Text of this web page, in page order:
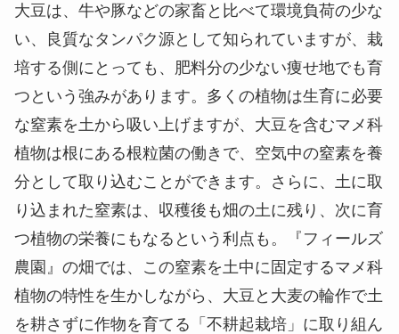
大豆は、牛や豚などの家畜と比べて環境負荷の少な
い、良質なタンパク源として知られていますが、栽
培する側にとっても、肥料分の少ない痩せ地でも育
つという強みがあります。多くの植物は生育に必要
な窒素を土から吸い上げますが、大豆を含むマメ科
植物は根にある根粒菌の働きで、空気中の窒素を養
分として取り込むことができます。さらに、土に取
り込まれた窒素は、収穫後も畑の土に残り、次に育
つ植物の栄養にもなるという利点も。『フィールズ
農園』の畑では、この窒素を土中に固定するマメ科
植物の特性を生かしながら、大豆と大麦の輪作で土
を耕さずに作物を育てる「不耕起栽培」に取り組ん